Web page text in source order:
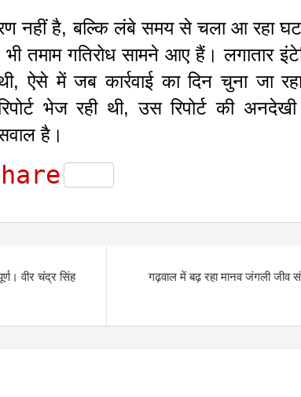
नहीं है, बल्कि लंबे समय से चला आ रहा
तमाम गतिरोध सामने आए हैं। लगातार
ऐसे में जब कार्रवाई का दिन चुना जा
भेज रही थी, उस रिपोर्ट की अनदेखी
है।
वीर चंद्र सिंह
गढ़वाल में बढ़ रहा मानव जंगली जीव